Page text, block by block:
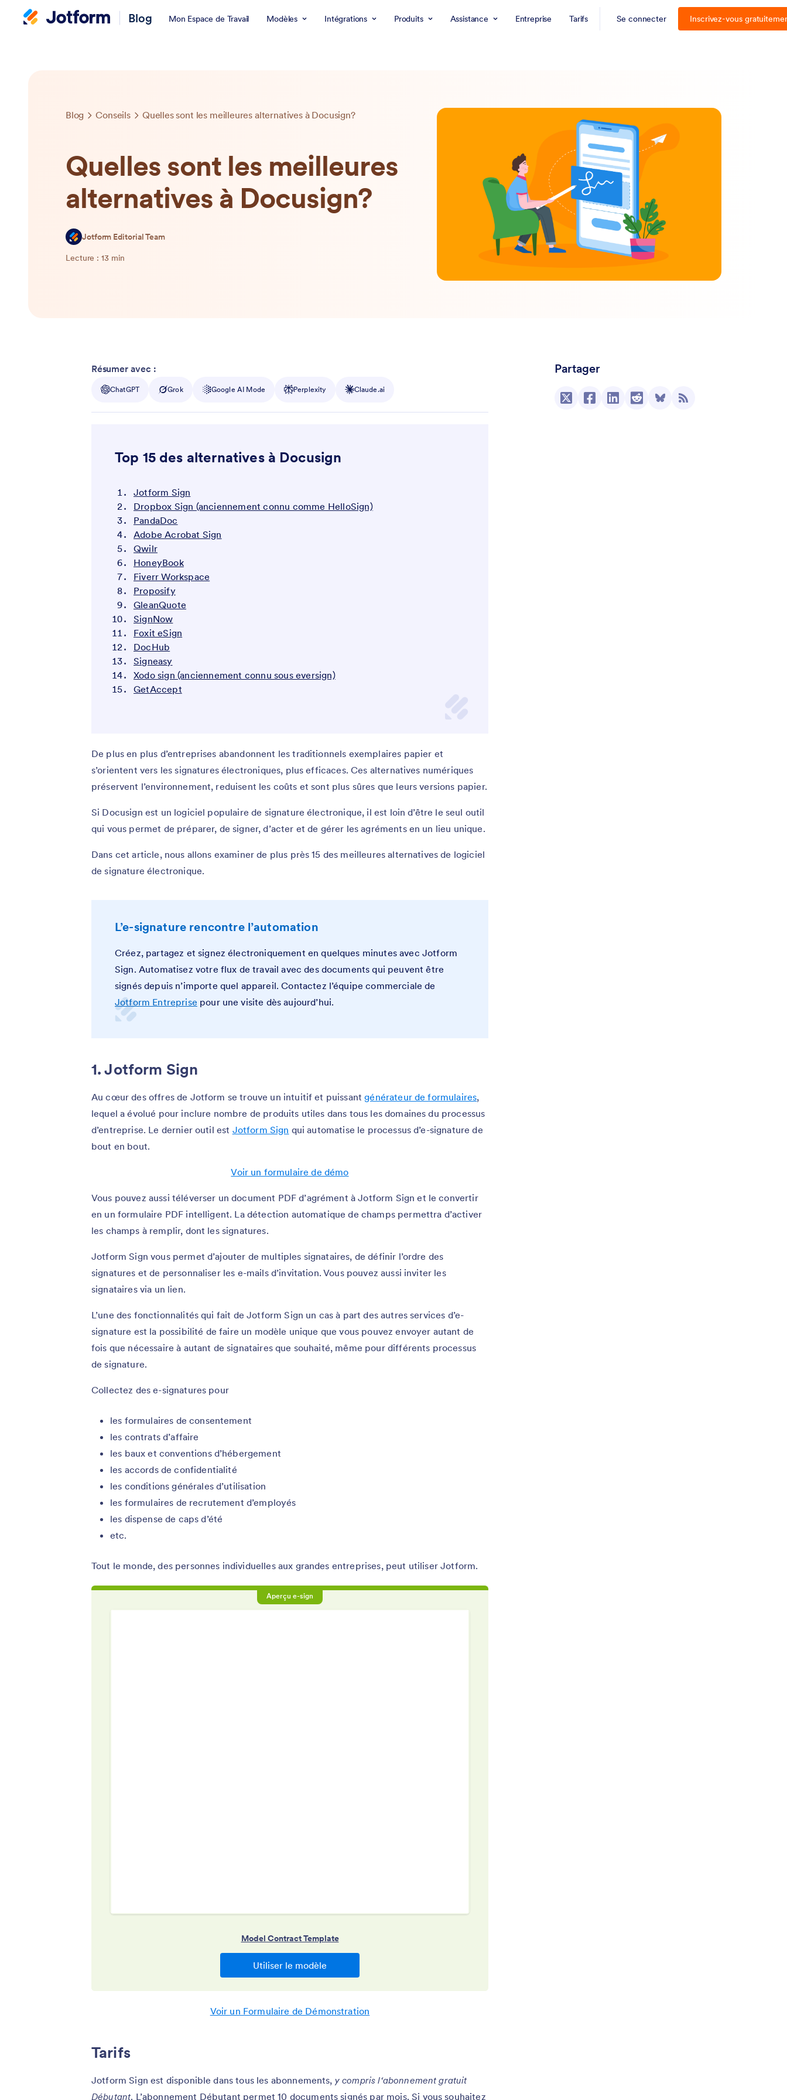
Blog Mon Espace de Travail Modèles Intégrations Produits Assistance Entreprise Tarifs Se connecter Inscrivez-vous
Blog Conseils Quelles sont les meilleures alternatives à Docusign?
Quelles sont les meilleures
alternatives à Docusign?
Jotform Editorial Team
Lecture : 13 min
Partager
Résumer avec :
ChatGPT Grok Google AI Mode Perplexity Claude.ai
Top 15 des alternatives à Docusign
Jotform Sign
Dropbox Sign (anciennement connu comme HelloSign)
PandaDoc
Adobe Acrobat Sign
Qwilr
HoneyBook
Fiverr Workspace
Proposify
GleanQuote
SignNow
Foxit eSign
DocHub
Signeasy
Xodo sign (anciennement connu sous eversign)
GetAccept
De plus en plus d’entreprises abandonnent les traditionnels exemplaires papier et
s’orientent vers les signatures électroniques, plus efficaces. Ces alternatives numériques
préservent l’environnement, reduisent les coûts et sont plus sûres que leurs versions papier.
Si Docusign est un logiciel populaire de signature électronique, il est loin d’être le seul outil
qui vous permet de préparer, de signer, d’acter et de gérer les agréments en un lieu unique.
Dans cet article, nous allons examiner de plus près 15 des meilleures alternatives de logiciel
de signature électronique.
L’e-signature rencontre l’automation
Créez, partagez et signez électroniquement en quelques minutes avec Jotform
Sign. Automatisez votre flux de travail avec des documents qui peuvent être
signés depuis n’importe quel appareil. Contactez l’équipe commerciale de
Jotform Entreprise pour une visite dès aujourd’hui.
1. Jotform Sign
Au cœur des offres de Jotform se trouve un intuitif et puissantgénérateur de formulaires,
lequel a évolué pour inclure nombre de produits utiles dans tous les domaines du processus
d’entreprise. Le dernier outil est Jotform Sign qui automatise le processus d’e-signature de
bout en bout.
Voir un formulaire de démo
Vous pouvez aussi téléverser un document PDF d’agrément à Jotform Sign et le convertir
en un formulaire PDF intelligent. La détection automatique de champs permettra d’activer
les champs à remplir, dont les signatures.
Jotform Sign vous permet d’ajouter de multiples signataires, de définir l’ordre des
signatures et de personnaliser les e-mails d’invitation. Vous pouvez aussi inviter les
signataires via un lien.
L’une des fonctionnalités qui fait de Jotform Sign un cas à part des autres services d’e-
signature est la possibilité de faire un modèle unique que vous pouvez envoyer autant de
fois que nécessaire à autant de signataires que souhaité, même pour différents processus
de signature.
Collectez des e-signatures pour
les formulaires de consentement
les contrats d’affaire
les baux et conventions d’hébergement
les accords de confidentialité
les conditions générales d’utilisation
les formulaires de recrutement d’employés
les dispense de caps d’été
etc.
Tout le monde, des personnes individuelles aux grandes entreprises, peut utiliser Jotform.
Voir un Formulaire de Démonstration
Tarifs
Jotform Sign est disponible dans tous les abonnements, y compris l‘abonnement gratuit
Débutant. L’abonnement Débutant permet 10 documents signés par mois. Si vous souhaitez